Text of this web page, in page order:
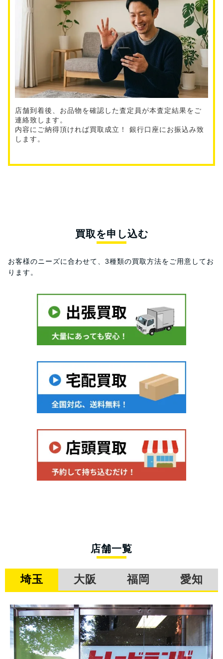
店舗到着後、お品物を確認した査定員が本査定結果をご
連絡致します。
内容にご納得頂ければ買取成立！ 銀行口座にお振込み致
します。
買取を申し込む
お客様のニーズに合わせて、3種類の買取方法をご用意してお
ります。
店舗一覧
埼玉 大阪 福岡 愛知